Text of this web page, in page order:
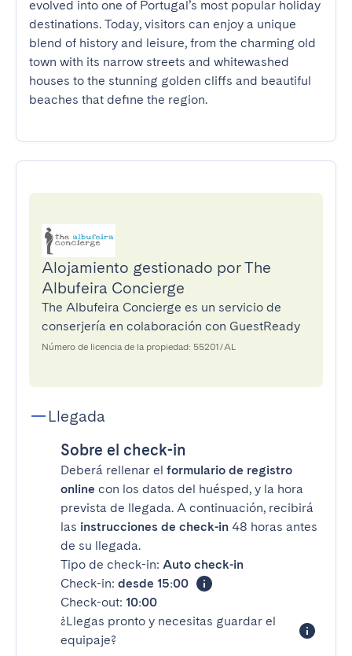
evolved into one of Portugal’s most popular holiday
destinations. Today, visitors can enjoy a unique
blend of history and leisure, from the charming old
town with its narrow streets and whitewashed
houses to the stunning golden cliffs and beautiful
beaches that define the region.
Alojamiento gestionado por The
Albufeira Concierge
The Albufeira Concierge es un servicio de
conserjería en colaboración con GuestReady
Número de licencia de la propiedad: 55201/AL
Llegada
Sobre el check-in
Deberá rellenar el formulario de registro
online con los datos del huésped, y la hora
prevista de llegada. A continuación, recibirá
las instrucciones de check-in 48 horas antes
de su llegada.
Tipo de check-in: Auto check-in
Check-in: desde 15:00
Check-out: 10:00
¿Llegas pronto y necesitas guardar el
equipaje?